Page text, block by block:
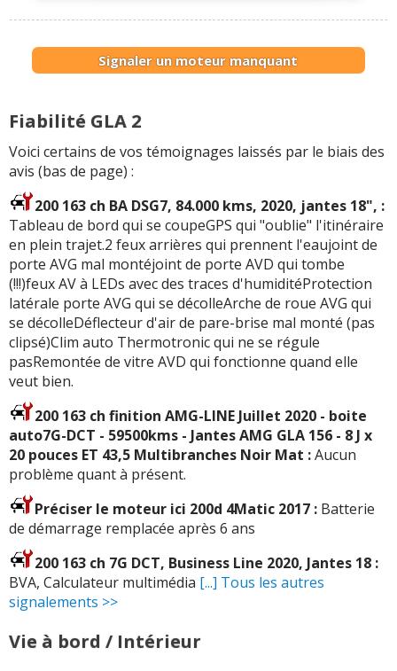
Signaler un moteur manquant
Fiabilité GLA 2
Voici certains de vos témoignages laissés par le biais des
avis (bas de page) :
200 163 ch BA DSG7, 84.000 kms, 2020, jantes 18", :
Tableau de bord qui se coupeGPS qui "oublie" l'itinéraire
en plein trajet.2 feux arrières qui prennent l'eaujoint de
porte AVG mal montéjoint de porte AVD qui tombe
(!!!)feux AV à LEDs avec des traces d'humiditéProtection
latérale porte AVG qui se décolleArche de roue AVG qui
se décolleDéflecteur d'air de pare-brise mal monté (pas
clipsé)Clim auto Thermotronic qui ne se régule
pasRemontée de vitre AVD qui fonctionne quand elle
veut bien.
200 163 ch finition AMG-LINE Juillet 2020 - boite
auto7G-DCT - 59500kms - Jantes AMG GLA 156 - 8 J x
20 pouces ET 43,5 Multibranches Noir Mat :Aucun
problème quant à présent.
Préciser le moteur ici 200d 4Matic 2017 : Batterie
de démarrage remplacée après 6 ans
200 163 ch 7G DCT, Business Line 2020, Jantes 18 :
BVA, Calculateur multimédia [...] Tous les autres
signalements >>
Vie à bord / Intérieur